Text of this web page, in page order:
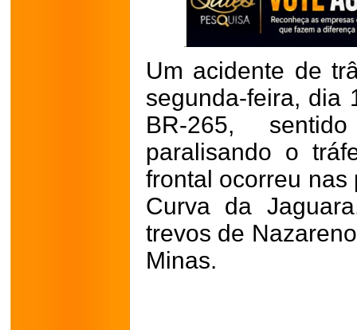
Um acidente de
segunda-feira, dia
BR-265,
paralisando o
frontal ocorreu
Curva da
trevos de
Minas.